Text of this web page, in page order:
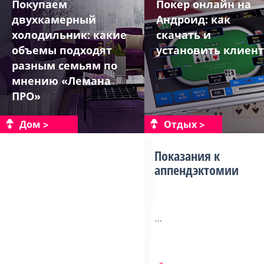
Покупаем
двухкамерный
холодильник: какие
объемы подходят
разным семьям по
мнению «Лемана
ПРО»
Дом
Покер онлайн на
Андроид: как
скачать и
установить
Отдых
Показания к
аппендэктомии
...